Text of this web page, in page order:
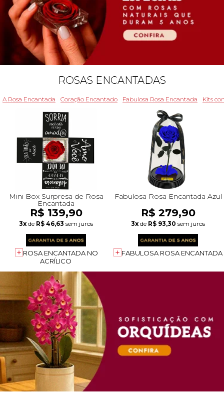
ROSAS ENCANTADAS
A Rosa Encantada Coração Encantado Fabulosa Rosa Encantada Kits
Mini Box Surpresa de Rosa
Encantada
R$ 139,90
3x de R$ 46,63 sem juros
ROSA ENCANTADA NO
ACRÍLICO
Fabulosa Rosa Encantada Azul
R$ 279,90
3x de R$ 93,30 sem juros
FABULOSA ROSA ENCANTADA